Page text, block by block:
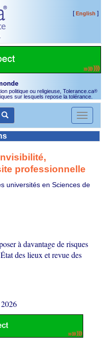
[English ]
politique ou religieuse, Tolerance.ca®
sur lesquels repose la tolérance.
Toggle
professionnelle
universités en Sciences de
à davantage de risques
des lieux et revue des